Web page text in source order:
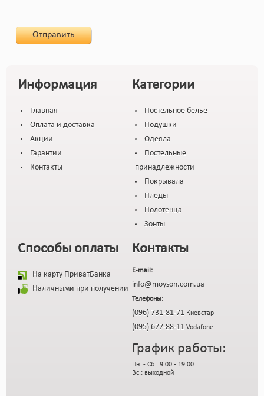
Отправить
Информация
Главная
Оплата и доставка
Акции
Гарантии
Контакты
Категории
Постельное белье
Подушки
Одеяла
Постельные
принадлежности
Покрывала
Пледы
Полотенца
Зонты
Способы оплаты
На карту ПриватБанка
Наличными при получении
Контакты
E-mail:
info@moyson.com.ua
Телефоны:
(096) 731-81-71 Киевстар
(095) 677-88-11 Vodafone
График работы:
Пн. - Сб.: 9:00 - 19:00
Вс.: выходной